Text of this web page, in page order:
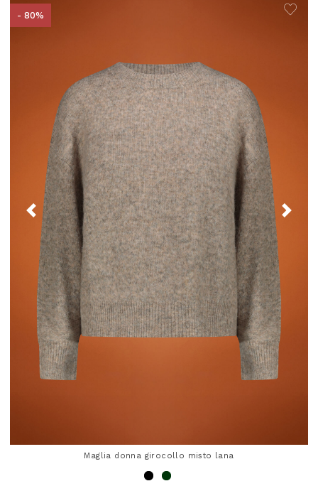
- 80%
Maglia donna girocollo misto lana